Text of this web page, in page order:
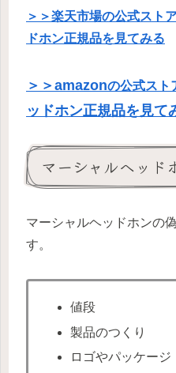
＞＞楽天市場の公式スト
ドホン正規品を見てみる
＞＞amazonの公式スト
ッドホン正規品を見て
マーシャルヘッド
マーシャルヘッドホンの
す。
値段
製品のつくり
ロゴやパッケージ